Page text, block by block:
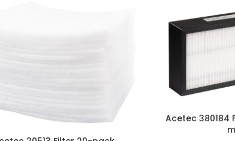
Acetec 380184